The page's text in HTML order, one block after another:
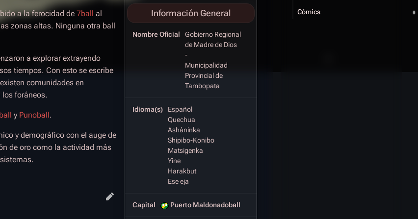
Información General
Nombre Oficial
Gobierno Regional
de Madre de Dios
-
Municipalidad
Provincial de
Tambopata
Idioma(s)
Español
Quechua
Asháninka
Shipibo-Konibo
Matsigenka
Yine
Harakbut
Ese eja
Capital Puerto Maldonadoball
a la ferocidad de 7ball al
zonas altas. Ninguna otra ball
a explorar extrayendo
tiempos. Con esto se escribe
comunidades en
foráneos.
y Punoball.
y demográfico con el auge de
de oro como la actividad más
Cómics